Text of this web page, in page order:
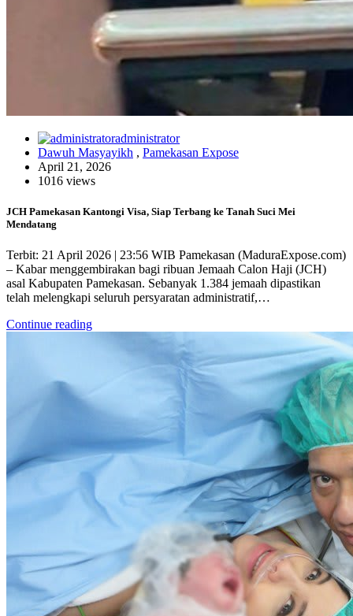
administrator
Dawuh Masyayikh , Pamekasan Expose
April 21, 2026
1016 views
JCH Pamekasan Kantongi Visa, Siap Terbang ke Tanah Suci Mei
Mendatang
Terbit: 21 April 2026 | 23:56 WIB Pamekasan (MaduraExpose.com)
– Kabar menggembirakan bagi ribuan Jemaah Calon Haji (JCH)
asal Kabupaten Pamekasan. Sebanyak 1.384 jemaah dipastikan
telah melengkapi seluruh persyaratan administratif,…
Continue reading